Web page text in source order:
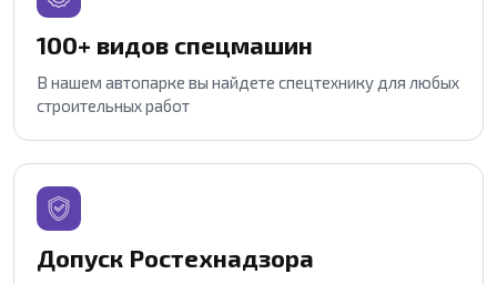
100+ видов спецмашин
В нашем автопарке вы найдете спецтехнику для любых
строительных работ
Допуск Ростехнадзора